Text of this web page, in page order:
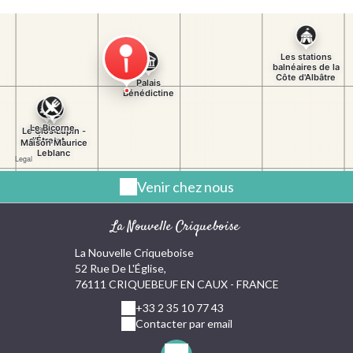
la Belle-Époque. Ses demeures historiques aux façades
l'Esplanade où se trouve le Casino est aussi le théâtre de
nombreuses animations. Mais l'une des « attractions »
phare de la ville reste sans aucun doute le funiculaire
offrant un panorama incroyable sur les toits et la mer.
Venir chez nous
La Nouvelle Criqueboise
La Nouvelle Criqueboise
52 Rue De L'Église,
76111 CRIQUEBEUF EN CAUX - FRANCE
+33 2 35 10 77 43
Contacter par email